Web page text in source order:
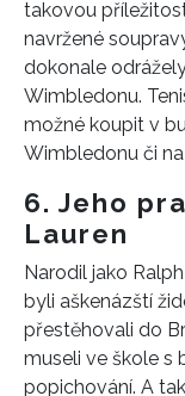
takovou
navržené
dokonale
Wimbledonu.
možné koupit v
Wimbledonu či
6. Jeho
Lauren
Narodil jako
byli aškenázští
přestěhovali do
museli ve škole s
popichování. A